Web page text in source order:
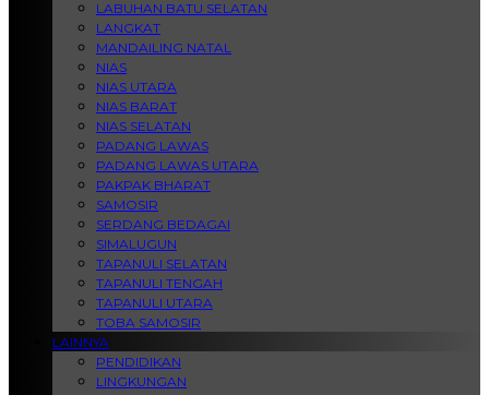
LABUHAN BATU SELATAN
LANGKAT
MANDAILING NATAL
NIAS
NIAS UTARA
NIAS BARAT
NIAS SELATAN
PADANG LAWAS
PADANG LAWAS UTARA
PAKPAK BHARAT
SAMOSIR
SERDANG BEDAGAI
SIMALUGUN
TAPANULI SELATAN
TAPANULI TENGAH
TAPANULI UTARA
TOBA SAMOSIR
LAINNYA
PENDIDIKAN
LINGKUNGAN